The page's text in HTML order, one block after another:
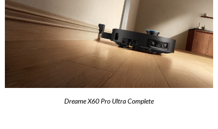
Dreame X60 Pro Ultra Complete